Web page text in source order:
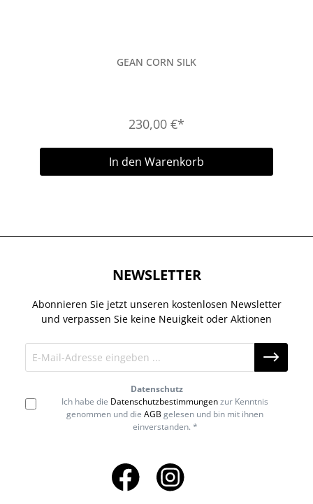
GEAN CORN SILK
230,00 €*
In den Warenkorb
NEWSLETTER
Abonnieren Sie jetzt unseren kostenlosen Newsletter
und verpassen Sie keine Neuigkeit oder Aktionen
Datenschutz
Ich habe die Datenschutzbestimmungenzur Kenntnis
genommen und die AGB gelesen und bin mit ihnen
einverstanden. *